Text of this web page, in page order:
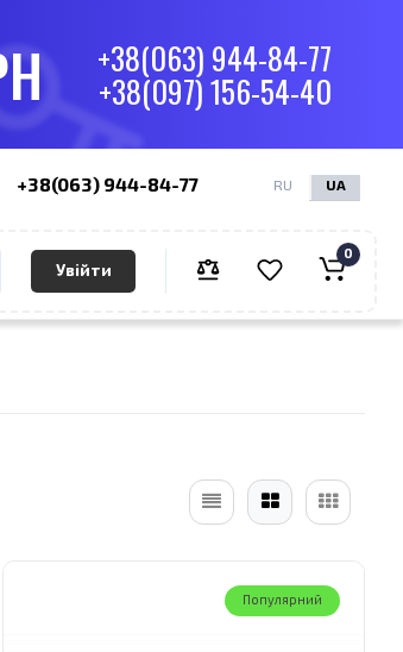
+38(063) 944-84-77
+38(097) 156-54-40
+38(063) 944-84-77 RU UA
Увійти
0
Популярний